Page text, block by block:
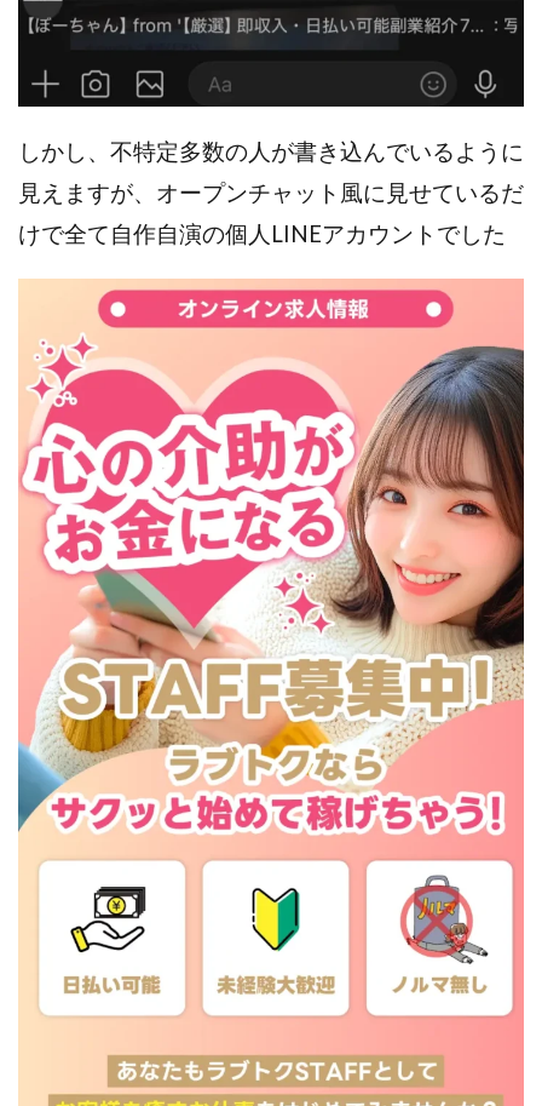
しかし、不特定多数の人が書き込んでいるように
見えますが、オープンチャット風に見せているだ
けで全て自作自演の個人LINEアカウントでした
全自動AIシステム(Trading System)
円城寺
写真や動画にいいねするだけ!
初心者
前田 義明 前田愛
副業
副業コンシェルジュ鈴木
副業ネットワーク
副業の教室事務局
副業ポスト
副業ポスト運営事務局
七里信一
一般社団法人こころインターナショナル
ザ・プレジデント(THE PRESIDENT)
タートルビジネススクール
スマホ内の画像を送信してカンタン副収入
スマホ副業
スマホ副業ナビ
スマホ副業ナビ(ふくぎょーまいすたー)
スマリッチ(smarich)
センサーズ
センター(center)
センタービレッジ合同会社
ソウルメイト(SOUL MATE)
ソフト株式会社
タスク詐欺
スマホふくぎょうのおしごと！
チャプロ
ちょこスマ
ちょこっと
ちょこプラ(choco+)
ちょな(蝶名林達也)
どこでもビジネス
トライアル
トラスト株式会社
ドリームクラフターズ
ドリームテック合同会社
ドリームワーク
スマホを使って稼ぐ方法
スマホひとつでらくらく副業
トレンド
スマートジョブnet
サクッとお仕事サービス
サクッと毎日5万円
サポーターズファミリー(supporter's family)
サルでも出来る!最新のお金の稼ぎ方
ジーニアスブラックボックス
スキマ時間で稼ぐ Job Lob
スキマ時間の有効活用